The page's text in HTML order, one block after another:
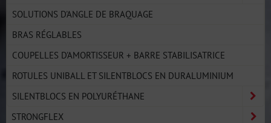
SOLUTIONS D'ANGLE DE BRAQUAGE
BRAS RÉGLABLES
COUPELLES D'AMORTISSEUR + BARRE STABILISATRICE
ROTULES UNIBALL ET SILENTBLOCS EN DURALUMINIUM
SILENTBLOCS EN POLYURÉTHANE
STRONGFLEX